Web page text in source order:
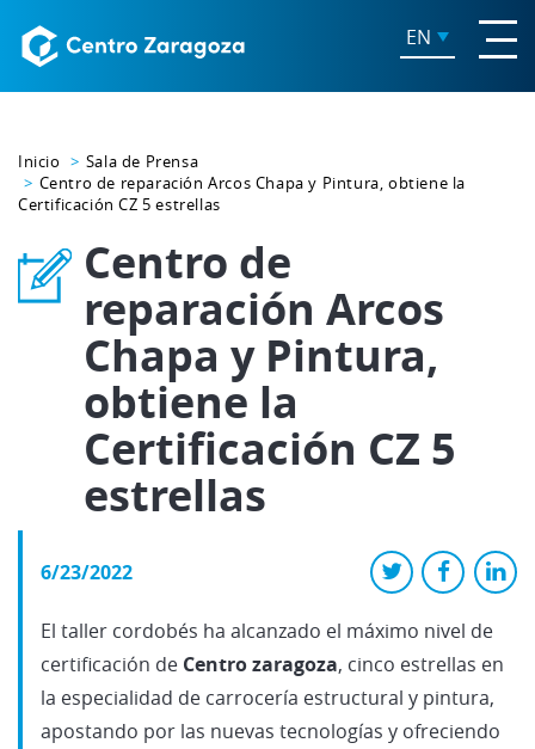
EN
Inicio
Sala de Prensa
Centro de reparación Arcos Chapa y Pintura, obtiene la
Certificación CZ 5 estrellas
Centro de
reparación Arcos
Chapa y Pintura,
obtiene la
Certificación CZ 5
estrellas
6/23/2022
El taller cordobés ha alcanzado el máximo nivel de
certificación de Centro zaragoza, cinco estrellas en
la especialidad de carrocería estructural y pintura,
apostando por las nuevas tecnologías y ofreciendo